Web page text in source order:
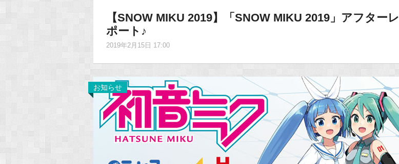
【SNOW MIKU 2019】「SNOW MIKU 2019」アフターレ
ポート♪
2019年2月15日 17:00
お知らせ